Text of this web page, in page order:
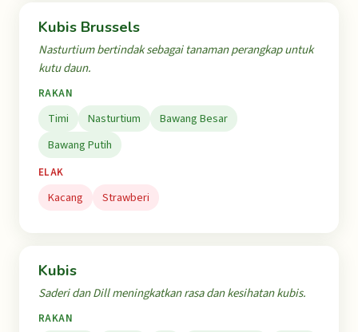
Kubis Brussels
Nasturtium bertindak sebagai tanaman perangkap untuk
kutu daun.
RAKAN
Timi Nasturtium
Bawang Besar
Bawang Putih
ELAK
Kacang Strawberi
Kubis
Saderi dan Dill meningkatkan rasa dan kesihatan kubis.
RAKAN